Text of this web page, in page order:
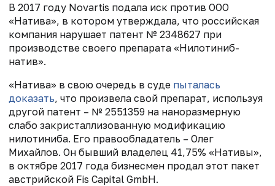
В 2017 году Novartis подала иск против ООО
«Натива», в котором утверждала, что российская
компания нарушает патент № 2348627 при
производстве своего препарата «Нилотиниб-
натив».
«Натива» в свою очередь в суде пыталась
доказать, что произвела свой препарат, используя
другой патент – № 2551359 на наноразмерную
слабо закристаллизованную модификацию
нилотиниба. Его правообладатель – Олег
Михайлов. Он бывший владелец 41,75% «Нативы»,
в октябре 2017 года бизнесмен продал этот пакет
австрийской Fis Capital GmbH.